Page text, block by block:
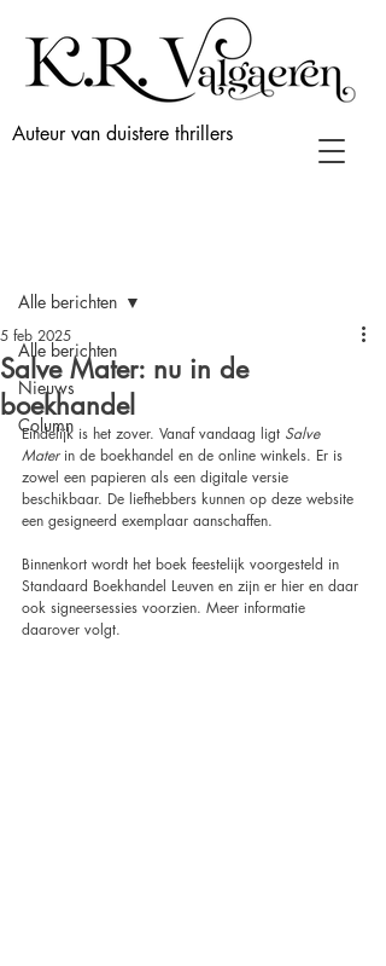
Auteur van duistere thrillers
Alle berichten
Nieuws
Column
Alle berichten
Salve Mater: nu in de
boekhandel
5 feb 2025
Eindelijk is het zover. Vanaf vandaag ligt Salve
Mater in de boekhandel en de online winkels. Er is
zowel een papieren als een digitale versie
beschikbaar. De liefhebbers kunnen op deze website
een gesigneerd exemplaar aanschaffen.
Binnenkort wordt het boek feestelijk voorgesteld in
Standaard Boekhandel Leuven en zijn er hier en daar
ook signeersessies voorzien. Meer informatie
daarover volgt.